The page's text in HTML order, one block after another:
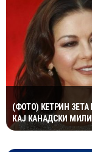
(ФОТО) КЕТРИН
КАЈ КАНАДСКИ